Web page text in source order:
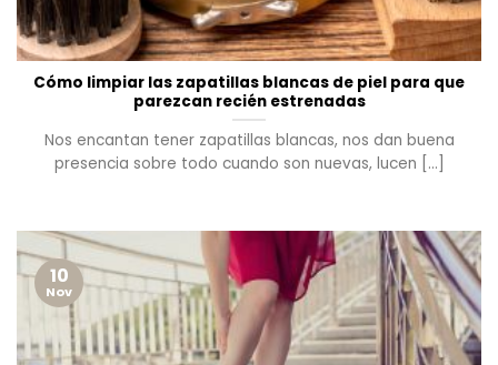
Cómo limpiar las zapatillas blancas de piel para que
parezcan recién estrenadas
Nos encantan tener zapatillas blancas, nos dan buena
presencia sobre todo cuando son nuevas, lucen [...]
10
Nov